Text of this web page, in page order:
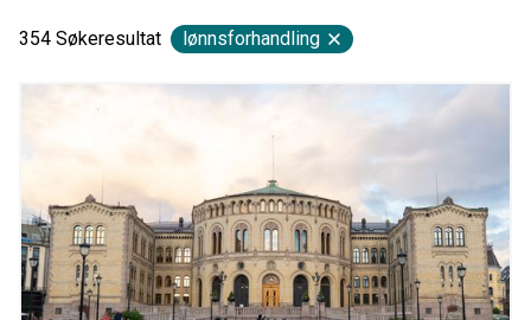
354 Søkeresultat lønnsforhandling